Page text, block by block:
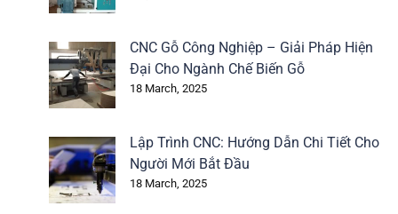
CNC Gỗ Công Nghiệp – Giải Pháp Hiện
Đại Cho Ngành Chế Biến Gỗ
18 March, 2025
Lập Trình CNC: Hướng Dẫn Chi Tiết Cho
Người Mới Bắt Đầu
18 March, 2025